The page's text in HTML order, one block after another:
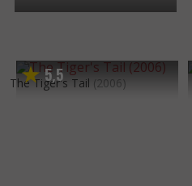
5,5
The Tiger's Tail (2006)